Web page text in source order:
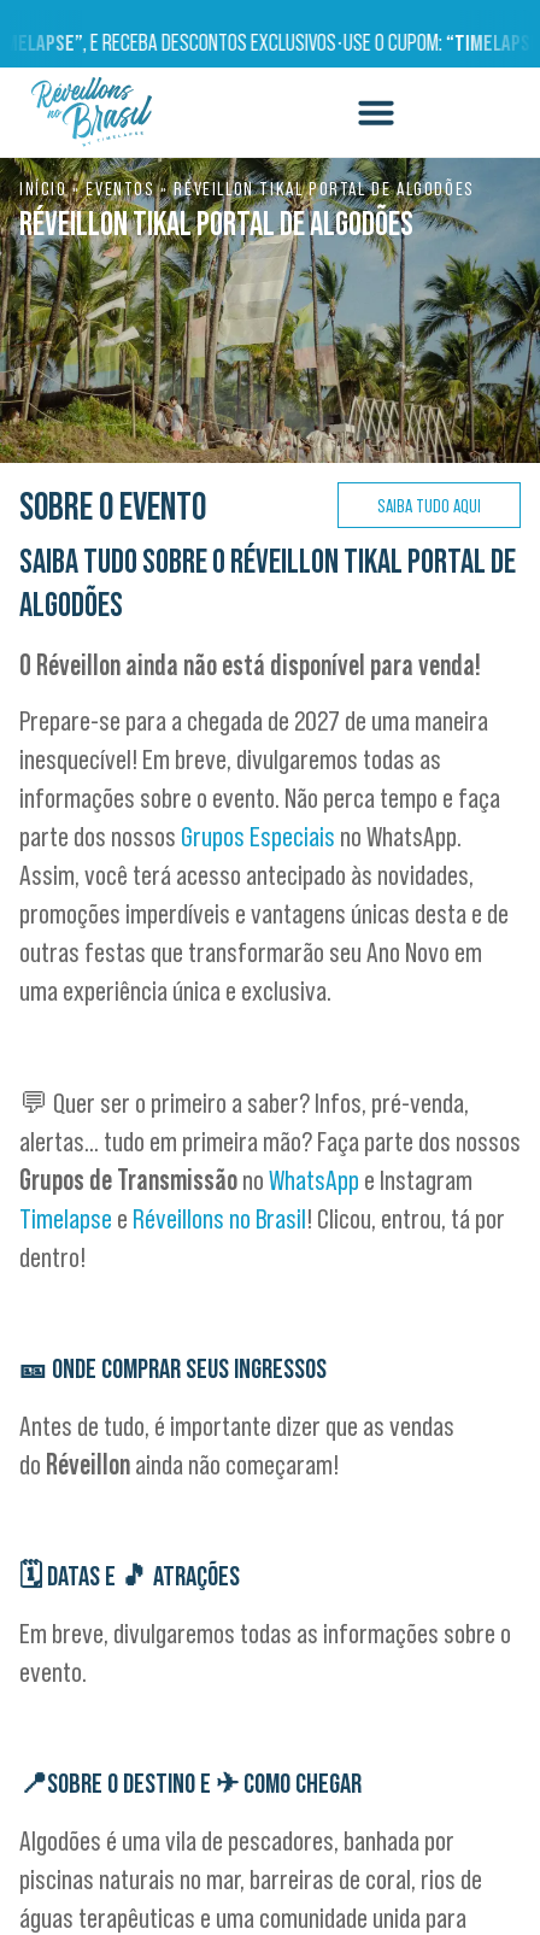
, E RECEBA DESCONTOS EXCLUSIVOS•USE O CUPOM:“TIMELAPSE”,
INÍCIO»EVENTOS»RÉVEILLON TIKAL PORTAL DE ALGODÕES
RÉVEILLON TIKAL PORTAL DE ALGODÕES
SOBRE O EVENTO SAIBA TUDO AQUI
SAIBA TUDO SOBRE ORÉVEILLON TIKAL PORTAL DE
ALGODÕES
O Réveillon ainda não está disponível para venda!
Prepare-se para a chegada de 2027 de uma maneira
inesquecível! Em breve, divulgaremos todas as
informações sobre o evento. Não perca tempo e faça
parte dos nossos Grupos Especiais no WhatsApp.
Assim, você terá acesso antecipado às novidades,
promoções imperdíveis e vantagens únicas desta e de
outras festas que transformarão seu Ano Novo em
uma experiência única e exclusiva.
💬 Quer ser o primeiro a saber? Infos, pré-venda,
alertas… tudo em primeira mão? Faça parte dos nossos
Grupos de TransmissãonoWhatsApp e Instagram
Timelapse e Réveillons no Brasil! Clicou, entrou, tá por
dentro!
🎫 ONDE COMPRAR SEUS INGRESSOS
Antes de tudo, é importante dizer que as vendas
do Réveillonainda não começaram!
🗓 DATAS E 🎵 ATRAÇÕES
Em breve, divulgaremos todas as informações sobre o
evento.
📍SOBRE O DESTINO E ✈COMO CHEGAR
Algodões é uma vila de pescadores, banhada por
piscinas naturais no mar, barreiras de coral, rios de
águas terapêuticas e uma comunidade unida para